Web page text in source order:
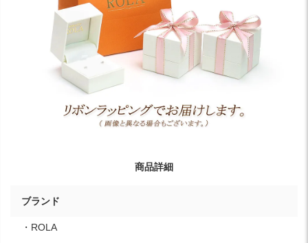
商品詳細
ブランド
・ROLA